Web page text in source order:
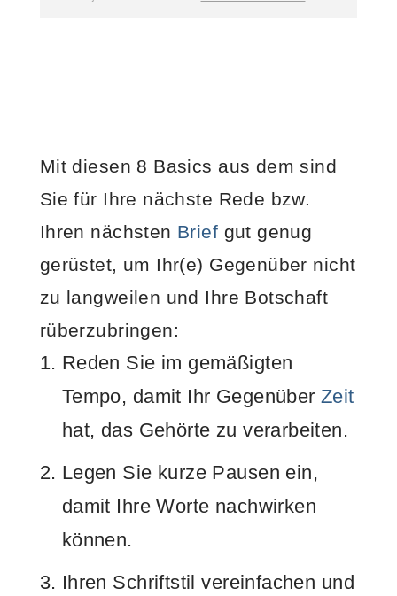
Mit diesen 8 Basics aus dem sind
Sie für Ihre nächste Rede bzw.
Ihren nächsten Brief gut genug
gerüstet, um Ihr(e) Gegenüber nicht
zu langweilen und Ihre Botschaft
rüberzubringen:
Reden Sie im gemäßigten
Tempo, damit Ihr GegenüberZeit
hat, das Gehörte zu verarbeiten.
Legen Sie kurze Pausen ein,
damit Ihre Worte nachwirken
können.
Ihren Schriftstil vereinfachen und